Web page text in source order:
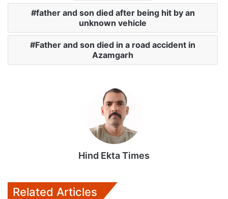
s
p
b
o
o
k
t
e
r
l
l
father and son died after being hit by an
unknown vehicle
Father and son died in a road accident in
Azamgarh
Hind Ekta Times
Related Articles